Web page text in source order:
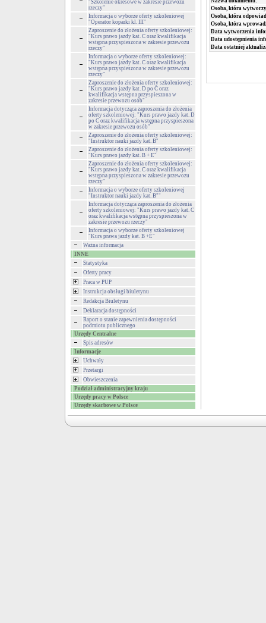
"Szkolenie okresowe w zakresie przewozu
rzeczy"
Informacja o wyborze oferty szkoleniowej
"Operator koparki kl. III"
Zaproszenie do złożenia oferty szkoleniowej:
"Kurs prawo jazdy kat. C oraz kwalifikacja
wstępna przyspieszona w zakresie przewozu
rzeczy"
Informacja o wyborze oferty szkoleniowej:
"Kurs prawo jazdy kat. C oraz kwalifikacja
wstępna przyspieszona w zakresie przewozu
rzeczy"
Zaproszenie do złożenia oferty szkoleniowej:
"Kurs prawo jazdy kat. D po C oraz
kwalifikacja wstępna przyspieszona w
zakresie przewozu osób"
Informacja dotycząca zaproszenia do złożenia
oferty szkoleniowej: "Kurs prawo jazdy kat. D
po C oraz kwalifikacja wstępna przyspieszona
w zakresie przewozu osób"
Zaproszenie do złożenia oferty szkoleniowej:
"Instruktor nauki jazdy kat. B"
Zaproszenie do złożenia oferty szkoleniowej:
"Kurs prawo jazdy kat. B + E"
Zaproszenie do złożenia oferty szkoleniowej:
"Kurs prawo jazdy kat. C oraz kwalifikacja
wstępna przyspieszona w zakresie przewozu
rzeczy"
Informacja o wyborze oferty szkoleniowej
"Instruktor nauki jazdy kat. B""
Informacja dotycząca zaproszenia do złożenia
oferty szkoleniowej: "Kurs prawo jazdy kat. C
oraz kwalifikacja wstępna przyspieszona w
zakresie przewozu rzeczy"
Informacja o wyborze oferty szkoleniowej
"Kurs prawa jazdy kat. B +E"
Ważna informacja
INNE
Statystyka
Oferty pracy
Praca w PUP
Instrukcja obsługi biuletynu
Redakcja Biuletynu
Deklaracja dostępności
Raport o stanie zapewnienia dostępności
podmiotu publicznego
Urzędy Centralne
Spis adresów
Informacje
Uchwały
Przetargi
Obwieszczenia
Podział administracyjny kraju
Urzędy pracy w Polsce
Urzędy skarbowe w Polsce
Osoba, która
Osoba, która
Osoba, która
Data wytworzenia
Data udostępnienia
Data ostatniej